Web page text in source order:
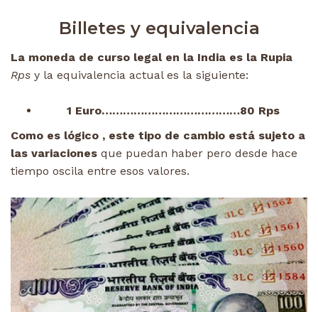
Billetes y equivalencia
La moneda de curso legal en la India es la Rupia
Rps y la equivalencia actual es la siguiente:
1 Euro…………………………………80 Rps
Como es lógico , este tipo de cambio está sujeto a
las variaciones que puedan haber pero desde hace
tiempo oscila entre esos valores.